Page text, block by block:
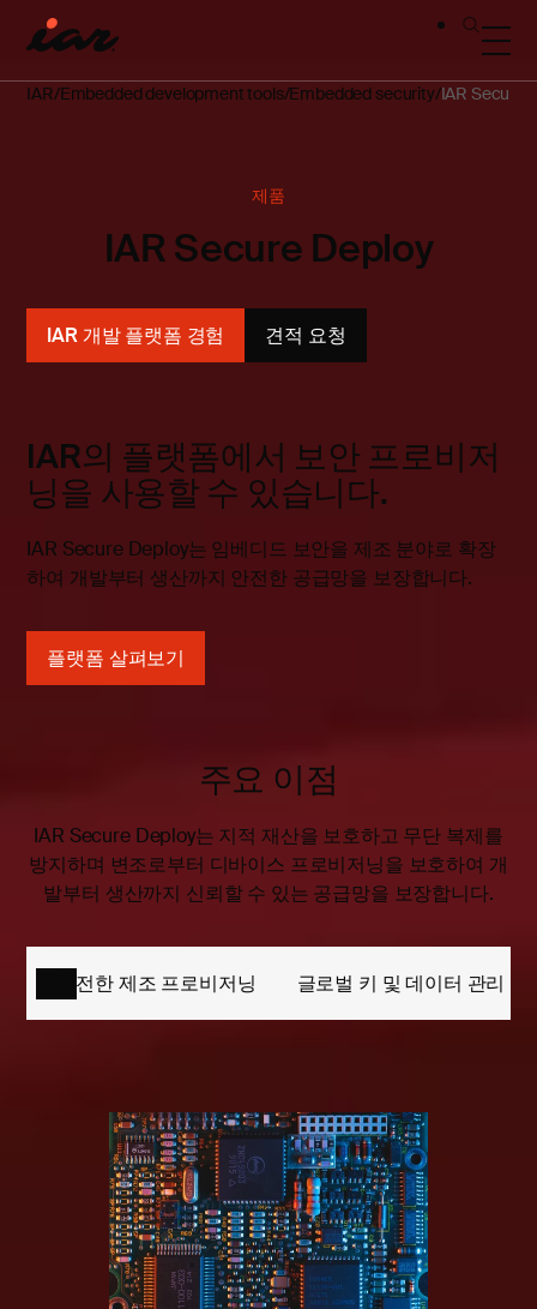
IAR Embedded development tools Embedded security IAR Secure
제품
IAR Secure Deploy
IAR 개발 플랫폼 경험 견적 요청
IAR의 플랫폼에서 보안 프로비저
닝을 사용할 수 있습니다.
IAR Secure Deploy는 임베디드 보안을 제조 분야로 확장
하여 개발부터 생산까지 안전한 공급망을 보장합니다.
플랫폼 살펴보기
주요 이점
IAR Secure Deploy는 지적 재산을 보호하고 무단 복제를
방지하며 변조로부터 디바이스 프로비저닝을 보호하여 개
발부터 생산까지 신뢰할 수 있는 공급망을 보장합니다.
안전한 제조 프로비저닝 글로벌 키 및 데이터 관리